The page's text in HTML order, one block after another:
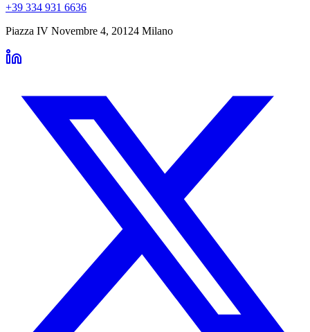
+39 334 931 6636
Piazza IV Novembre 4, 20124 Milano